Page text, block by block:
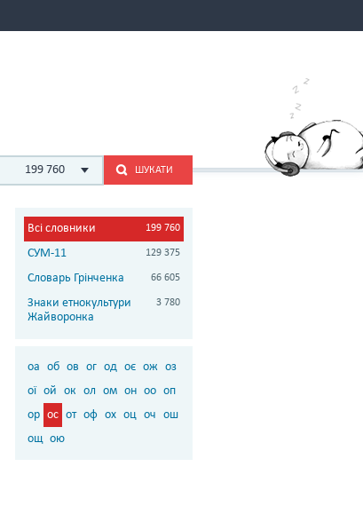
199 760 ШУКАТИ
Всі словники 199 760
СУМ-11 129 375
Словарь Грінченка 66 605
Знаки етнокультури
Жайворонка
3 780
оа об ов ог од оє ож оз
ої ой ок ол ом он оо оп
ор ос от оф ох оц оч ош
ощ ою